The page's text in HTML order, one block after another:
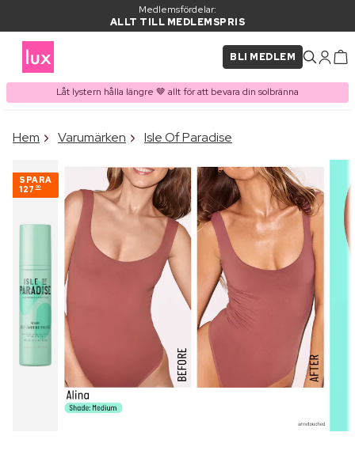
Medlemsfördelar:
ALLT TILL MEDLEMSPRIS
BLI MEDLEM
Låt lystern hålla längre 🤎 allt för att bevara din solbränna
PRODUKT I VARUKORGEN
Hem Varumärken Isle Of Paradise
SPARA
127 00